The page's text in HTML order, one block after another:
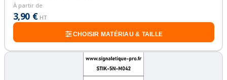
À partir de
3,90 € HT
CHOISIR MATÉRIAU & TAILLE